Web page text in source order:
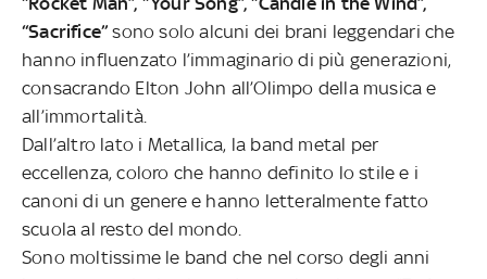
“Sacrifice” sono solo alcuni dei brani leggendari che
hanno influenzato l’immaginario di più generazioni,
consacrando Elton John all’Olimpo della musica e
all’immortalità.
Dall’altro lato i Metallica, la band metal per
eccellenza, coloro che hanno definito lo stile e i
canoni di un genere e hanno letteralmente fatto
scuola al resto del mondo.
Sono moltissime le band che nel corso degli anni